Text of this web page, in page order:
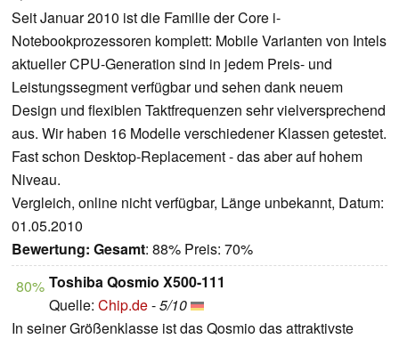
Seit Januar 2010 ist die Familie der Core i-
Notebookprozessoren komplett: Mobile Varianten von Intels
aktueller CPU-Generation sind in jedem Preis- und
Leistungssegment verfügbar und sehen dank neuem
Design und flexiblen Taktfrequenzen sehr vielversprechend
aus. Wir haben 16 Modelle verschiedener Klassen getestet.
Fast schon Desktop-Replacement - das aber auf hohem
Niveau.
Vergleich, online nicht verfügbar, Länge unbekannt, Datum:
01.05.2010
Bewertung: Gesamt: 88% Preis: 70%
80% Toshiba Qosmio X500-111
Quelle: Chip.de-5/10
In seiner Größenklasse ist das Qosmio das attraktivste